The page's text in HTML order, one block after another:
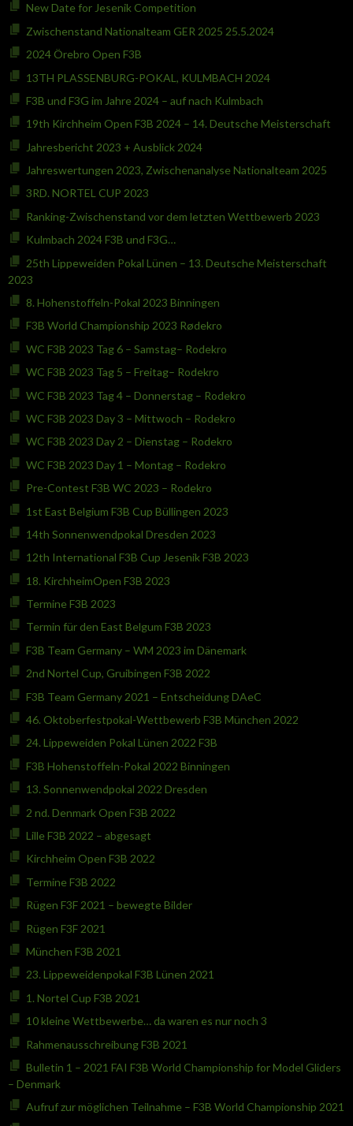
New Date for Jesenik Competition
Zwischenstand Nationalteam GER 2025 25.5.2024
2024 Örebro Open F3B
13TH PLASSENBURG-POKAL, KULMBACH 2024
F3B und F3G im Jahre 2024 – auf nach Kulmbach
19th Kirchheim Open F3B 2024 – 14. Deutsche Meisterschaft
Jahresbericht 2023 + Ausblick 2024
Jahreswertungen 2023, Zwischenanalyse Nationalteam 2025
3RD. NORTEL CUP 2023
Ranking-Zwischenstand vor dem letzten Wettbewerb 2023
Kulmbach 2024 F3B und F3G…
25th Lippeweiden Pokal Lünen – 13. Deutsche Meisterschaft
2023
8. Hohenstoffeln-Pokal 2023 Binningen
F3B World Championship 2023 Rødekro
WC F3B 2023 Tag 6 – Samstag– Rodekro
WC F3B 2023 Tag 5 – Freitag– Rodekro
WC F3B 2023 Tag 4 – Donnerstag – Rodekro
WC F3B 2023 Day 3 – Mittwoch – Rodekro
WC F3B 2023 Day 2 – Dienstag – Rodekro
WC F3B 2023 Day 1 – Montag – Rodekro
Pre-Contest F3B WC 2023 – Rodekro
1st East Belgium F3B Cup Büllingen 2023
14th Sonnenwendpokal Dresden 2023
12th International F3B Cup Jesenik F3B 2023
18. KirchheimOpen F3B 2023
Termine F3B 2023
Termin für den East Belgum F3B 2023
F3B Team Germany – WM 2023 im Dänemark
2nd Nortel Cup, Gruibingen F3B 2022
F3B Team Germany 2021 – Entscheidung DAeC
46. Oktoberfestpokal-Wettbewerb F3B München 2022
24. Lippeweiden Pokal Lünen 2022 F3B
F3B Hohenstoffeln-Pokal 2022 Binningen
13. Sonnenwendpokal 2022 Dresden
2 nd. Denmark Open F3B 2022
Lille F3B 2022 – abgesagt
Kirchheim Open F3B 2022
Termine F3B 2022
Rügen F3F 2021 – bewegte Bilder
Rügen F3F 2021
München F3B 2021
23. Lippeweidenpokal F3B Lünen 2021
1. Nortel Cup F3B 2021
10 kleine Wettbewerbe… da waren es nur noch 3
Rahmenausschreibung F3B 2021
Bulletin 1 – 2021 FAI F3B World Championship for Model Gliders
– Denmark
Aufruf zur möglichen Teilnahme – F3B World Championship 2021